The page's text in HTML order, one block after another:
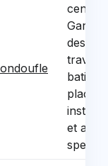
centre
place
et